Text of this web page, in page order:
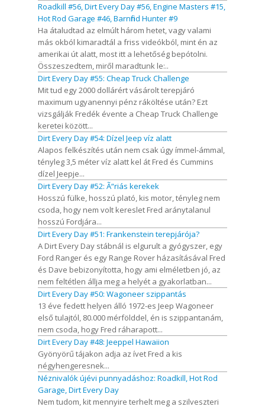
Roadkill #56, Dirt Every Day #56, Engine Masters #15,
Hot Rod Garage #46, Barnfind Hunter #9
Ha átaludtad az elmúlt három hetet, vagy valami
más okból kimaradtál a friss videókból, mint én az
amerikai út alatt, most itt a lehetőség bepótolni.
Összeszedtem, miről maradtunk le:..
Dirt Every Day #55: Cheap Truck Challenge
Mit tud egy 2000 dollárért vásárolt terepjáró
maximum ugyanennyi pénz ráköltése után? Ezt
vizsgálják Fredék évente a Cheap Truck Challenge
keretei között...
Dirt Every Day #54: Dízel Jeep víz alatt
Alapos felkészítés után nem csak úgy ímmel-ámmal,
tényleg 3,5 méter víz alatt kel át Fred és Cummins
dízel Jeepje...
Dirt Every Day #52: Ã“riás kerekek
Hosszú fülke, hosszú plató, kis motor, tényleg nem
csoda, hogy nem volt kereslet Fred aránytalanul
hosszú Fordjára...
Dirt Every Day #51: Frankenstein terepjárója?
A Dirt Every Day stábnál is elgurult a gyógyszer, egy
Ford Ranger és egy Range Rover házasításával Fred
és Dave bebizonyította, hogy ami elméletben jó, az
nem feltétlen állja meg a helyét a gyakorlatban...
Dirt Every Day #50: Wagoneer szippantás
13 éve fedett helyen álló 1972-es Jeep Wagoneer
első tulajtól, 80.000 mérfölddel, én is szippantanám,
nem csoda, hogy Fred ráharapott...
Dirt Every Day #48: Jeeppel Hawaiion
Gyönyörű tájakon adja az ívet Fred a kis
négyhengeresnek...
Néznivalók újévi punnyadáshoz: Roadkill, Hot Rod
Garage, Dirt Every Day
Nem tudom, kit mennyire terhelt meg a szilveszteri